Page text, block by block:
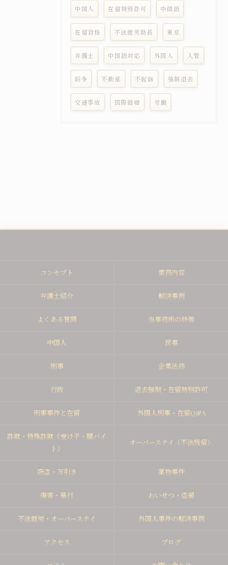
中国人 在留特別許可 中国語
在留資格 不法就労助長 東京
弁護士 中国語対応 外国人 入管
紛争 不動産 不起訴 強制退去
交通事故 国際結婚 労働
コンセプト 業務内容
弁護士紹介 解決事例
よくある質問 当事務所の特徴
中国人 民事
刑事 企業法務
行政 退去強制・在留特別許可
刑事事件と在留 外国人刑事・在留Q&A
詐欺・特殊詐欺（受け子・闇バイ
ト）
オーバーステイ（不法残留）
窃盗・万引き 薬物事件
傷害・暴行 わいせつ・盗撮
不法就労・オーバーステイ 外国人事件の解決事例
アクセス ブログ